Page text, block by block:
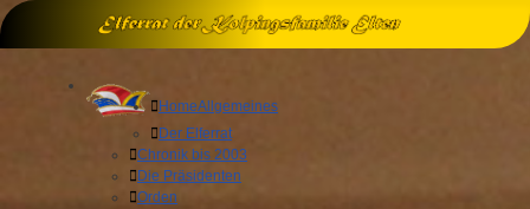
HomeAllgemeines
Der Elferrat
Chronik bis 2003
Die Präsidenten
Orden